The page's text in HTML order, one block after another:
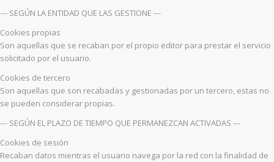
--- SEGÚN LA ENTIDAD QUE LAS GESTIONE ---
Cookies propias
Son aquellas que se recaban por el propio editor para prestar el servicio
solicitado por el usuario.
Cookies de tercero
Son aquellas que son recabadas y gestionadas por un tercero, estas no
se pueden considerar propias.
--- SEGÚN EL PLAZO DE TIEMPO QUE PERMANEZCAN ACTIVADAS ---
Cookies de sesión
Recaban datos mientras el usuario navega por la red con la finalidad de